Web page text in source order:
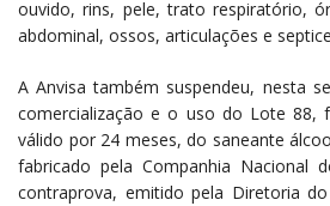
ouvido, rins, pele, trato respiratório,
abdominal, ossos, articulações e
A Anvisa também suspendeu, nesta
comercialização e o uso do Lote 88,
válido por 24 meses, do saneante
fabricado pela Companhia Nacional
contraprova, emitido pela Diretoria